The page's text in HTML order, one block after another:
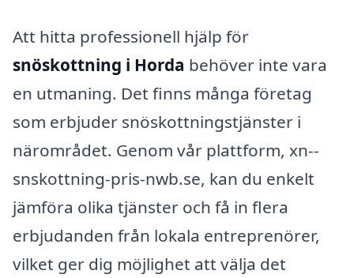
Att hitta professionell hjälp för
snöskottning i Horda behöver inte vara
en utmaning. Det finns många företag
som erbjuder snöskottningstjänster i
närområdet. Genom vår plattform, xn--
snskottning-pris-nwb.se, kan du enkelt
jämföra olika tjänster och få in flera
erbjudanden från lokala entreprenörer,
vilket ger dig möjlighet att välja det